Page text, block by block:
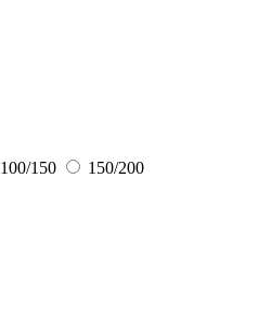
100/150
150/200